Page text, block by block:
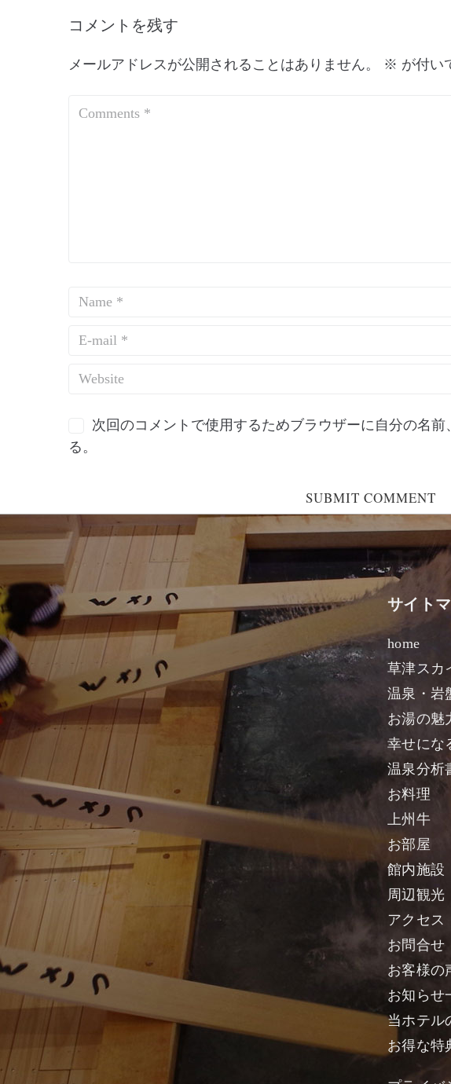
コメントを残す
メールアドレスが公開されることはありません。 ※ が付い
次回のコメントで使用するためブラウザーに自分の名
る。
サイト
home
草津ス
温泉・岩
お湯の
幸せにな
温泉分析
お料理
上州牛
お部屋
館内施設
周辺観光
アクセス
お問合せ
お客様の
お知らせ
当ホテル
お得な特